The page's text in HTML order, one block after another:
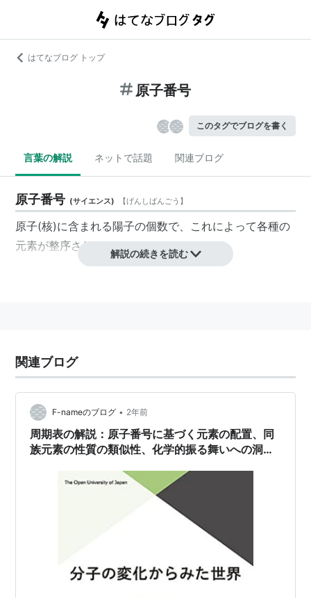
はてなブログ トップ
原子番号
このタグでブログを書く
言葉の解説 ネットで話題 関連ブログ
原子番号 (サイエンス) 【げんしばんごう 】
原子(核)に含まれる陽子の個数で、これによって各種の
元素が整序される。
解説の続きを読む
関連ブログ
F-nameのブログ • 2年前
周期表の解説：原子番号に基づく元素の配置、同
族元素の性質の類似性、化学的振る舞いへの洞
からみた世界第1回）＃放送大学講義録